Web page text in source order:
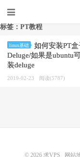
标签：PT教程
linux基础
如何安装PT盒
Deluge/如果是ubuntu
装deluge
2019-02-23 阅读(5787)
© 2026 求VPS 网站